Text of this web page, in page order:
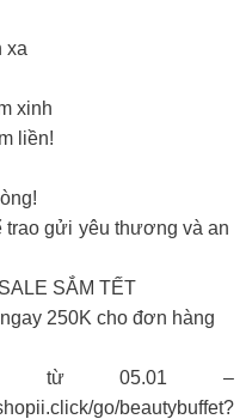
xa
xinh
liền!
trao gửi yêu thương và an
SẮM TẾT
250K cho đơn hàng
từ 05.01 –
go/beautybuffet?